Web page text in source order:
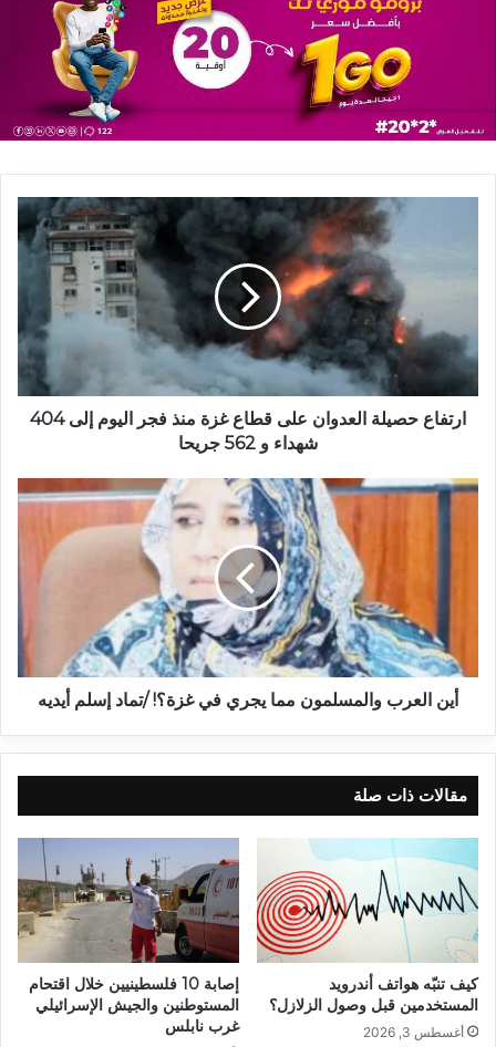
ارتفاع حصيلة العدوان على قطاع غزة منذ فجر اليوم إلى 404
شهداء و 562 جريحا
أين العرب والمسلمون مما يجري في غزة؟! /تماد إسلم أيديه
مقالات ذات صلة
كيف تنبّه هواتف أندرويد
المستخدمين قبل وصول الزلازل؟
أغسطس 3, 2026
إصابة 10 فلسطينيين خلال اقتحام
المستوطنين والجيش الإسرائيلي
غرب نابلس